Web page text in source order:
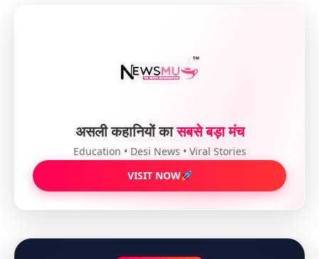
असली कहानियों कासबसे बड़ा मंच
Education • Desi News • Viral Stories
VISIT NOW